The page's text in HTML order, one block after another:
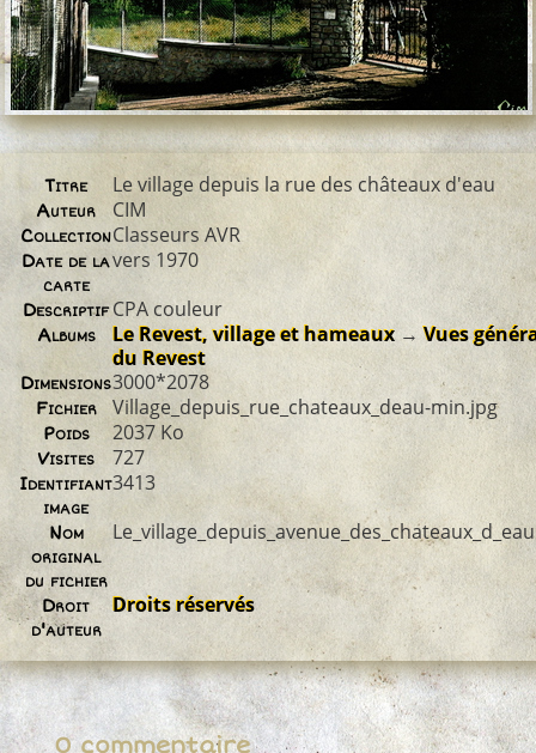
Titre Le village depuis la rue des châteaux d'eau
Auteur CIM
CollectionClasseurs AVR
Date de la
carte
vers 1970
Descriptif CPA couleur
Albums Le Revest, village et hameaux →Vues
du Revest
Dimensions3000*2078
Fichier Village_depuis_rue_chateaux_deau-min.jpg
Poids 2037 Ko
Visites 727
Identifiant
image
3413
Nom
original
du fichier
Droit
d'auteur
Droits réservés
0 commentaire